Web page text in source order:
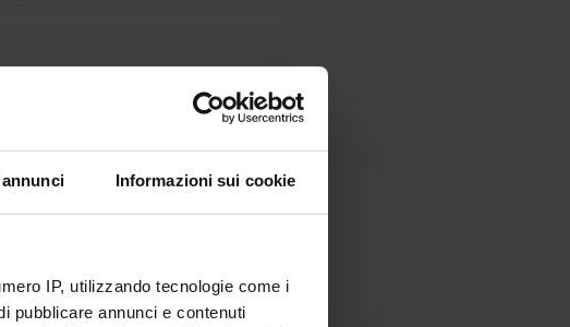
Informazioni sui cookie
IP, utilizzando tecnologie come i
pubblicare annunci e contenuti